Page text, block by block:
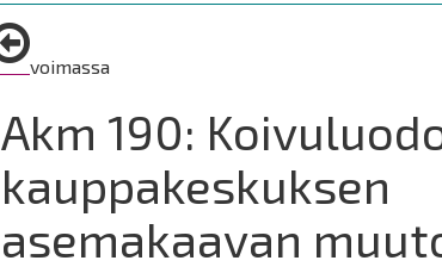
voimassa
Akm 190:
kauppakeskuksen
asemakaavan